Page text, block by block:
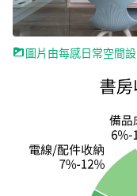
圖片由每感日常空間